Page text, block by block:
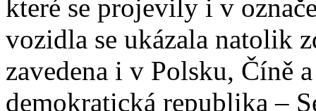
které se projevily i v
vozidla se ukázala natolik
zavedena i v Polsku, Číně
demokratická republika –